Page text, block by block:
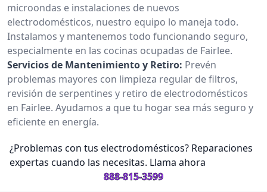
microondas e instalaciones de nuevos
electrodomésticos, nuestro equipo lo maneja todo.
Instalamos y mantenemos todo funcionando seguro,
especialmente en las cocinas ocupadas de Fairlee.
Servicios de Mantenimiento y Retiro: Prevén
problemas mayores con limpieza regular de filtros,
revisión de serpentines y retiro de electrodomésticos
en Fairlee. Ayudamos a que tu hogar sea más seguro y
eficiente en energía.
¿Problemas con tus electrodomésticos? Reparaciones
expertas cuando las necesitas. Llama ahora
888-815-3599